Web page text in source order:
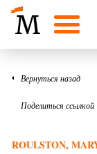
Вернуться назад
Поделиться ссылкой
ROULSTON,